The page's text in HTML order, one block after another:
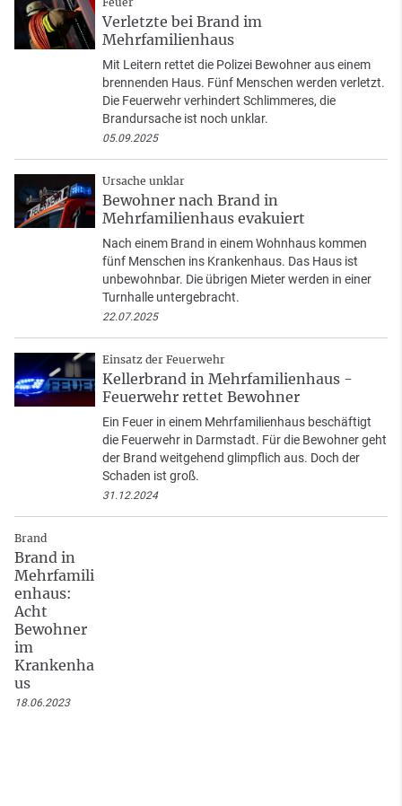
Verletzte bei Brand im
Mehrfamilienhaus
Mit Leitern rettet die Polizei Bewohner aus einem
brennenden Haus. Fünf Menschen werden verletzt.
Die Feuerwehr verhindert Schlimmeres, die
Brandursache ist noch unklar.
05.09.2025
Ursache unklar
Bewohner nach Brand in
Mehrfamilienhaus evakuiert
Nach einem Brand in einem Wohnhaus kommen
fünf Menschen ins Krankenhaus. Das Haus ist
unbewohnbar. Die übrigen Mieter werden in einer
Turnhalle untergebracht.
22.07.2025
Einsatz der Feuerwehr
Kellerbrand in Mehrfamilienhaus -
Feuerwehr rettet Bewohner
Ein Feuer in einem Mehrfamilienhaus beschäftigt
die Feuerwehr in Darmstadt. Für die Bewohner geht
der Brand weitgehend glimpflich aus. Doch der
Schaden ist groß.
31.12.2024
Brand
Brand in
Mehrfamili
enhaus:
Acht
Bewohner
im
Krankenha
us
18.06.2023